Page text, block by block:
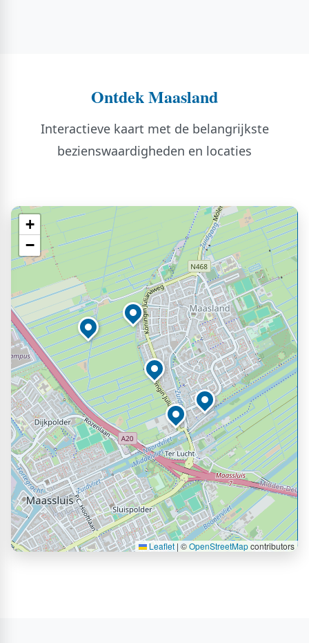
Ontdek Maasland
Interactieve kaart met de belangrijkste
bezienswaardigheden en locaties
+
−
Leaflet | ©OpenStreetMapcontributors